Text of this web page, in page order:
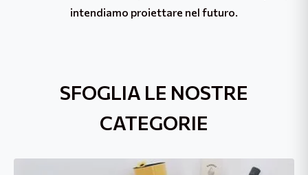
intendiamo proiettare nel futuro.
SFOGLIA LE NOSTRE
CATEGORIE